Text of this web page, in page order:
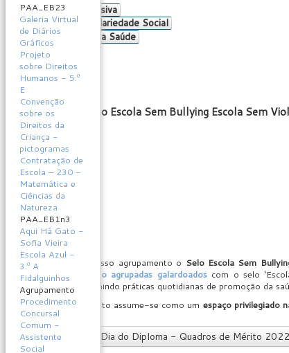
Educação Inclusiva
Partilha e Solidariedade Social
Educação para a Saúde
bullying
User
Rating:0/5
Atribuição do Selo Escola Sem Bullying Escola Sem
Foi atribuído ao nosso agrupamento o Selo Escola Sem
escolas/ escolas não agrupadas galardoadoscom o selo
Ciberbullying, assumindo práticas quotidianas de promoção da
O nosso agrupamento assume-se como um espaço privilegiado
nossas prioridades!
Artigo anterior: Dia do Diploma - Quadros de Mérito 2022
PAA_EB23
Galeria Virtual
de Diários
Gráficos
Projeto
sobre Direitos
Humanos - 5.º
E
Convenção
sobre os
Direitos da
Criança -
pictogramas
Contratação de
Escola – 230 -
Matemática e
Ciências da
Natureza
PAA_EB1n3
Aqui Há Gato -
Sofia Vieira
Escola Azul -
3.º A
Fidalguinhos
Agrupamento
Procedimento
Concursal
Comum -
Assistente
Social